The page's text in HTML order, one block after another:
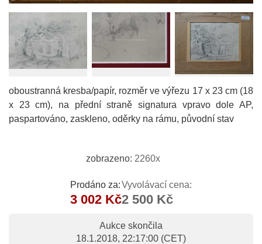
oboustranná kresba/papír, rozměr ve výřezu 17 x 23 cm (18
x 23 cm), na přední straně signatura vpravo dole AP,
paspartováno, zaskleno, oděrky na rámu, původní stav
zobrazeno: 2260x
Prodáno za:
3 002 Kč
Vyvolávací cena:
2 500 Kč
Aukce skončila
18.1.2018, 22:17:00 (CET)